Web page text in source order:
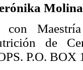
Molina
con
de
P.O. BOX